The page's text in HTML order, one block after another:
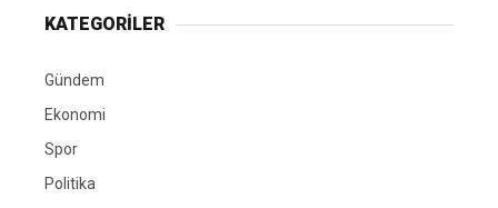
KATEGORİLER
Gündem
Ekonomi
Spor
Politika